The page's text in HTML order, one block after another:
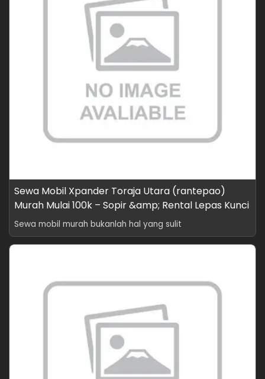
Sewa Mobil Xpander Toraja Utara (rantepao)
Murah Mulai 100k – Sopir &amp; Rental Lepas Kunci
Sewa mobil murah bukanlah hal yang sulit